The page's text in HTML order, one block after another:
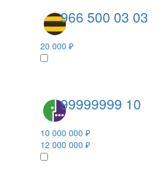
966 500 03 03
20 000 ₽
99999999 10
10 000 000 ₽
12 000 000 ₽